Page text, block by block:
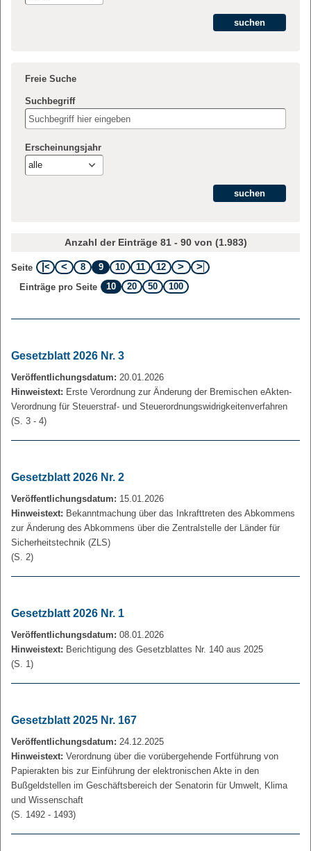
Freie Suche
Suchbegriff
Erscheinungsjahr
alle
Anzahl der Einträge 81 - 90 von (1.983)
Seite 8 9 10 11
12
Einträge pro Seite
10 20 50 100
Gesetzblatt 2026 Nr. 3
Veröffentlichungsdatum: 20.01.2026
Hinweistext: Erste Verordnung zur Änderung der Bremischen eAkten-
Verordnung für Steuerstraf- und Steuerordnungswidrigkeitenverfahren
(S. 3 - 4)
Gesetzblatt 2026 Nr. 2
Veröffentlichungsdatum: 15.01.2026
Hinweistext: Bekanntmachung über das Inkrafttreten des Abkommens
zur Änderung des Abkommens über die Zentralstelle der Länder für
Sicherheitstechnik (ZLS)
(S. 2)
Gesetzblatt 2026 Nr. 1
Veröffentlichungsdatum: 08.01.2026
Hinweistext: Berichtigung des Gesetzblattes Nr. 140 aus 2025
(S. 1)
Gesetzblatt 2025 Nr. 167
Veröffentlichungsdatum: 24.12.2025
Hinweistext: Verordnung über die vorübergehende Fortführung von
Papierakten bis zur Einführung der elektronischen Akte in den
Bußgeldstellen im Geschäftsbereich der Senatorin für Umwelt, Klima
und Wissenschaft
(S. 1492 - 1493)